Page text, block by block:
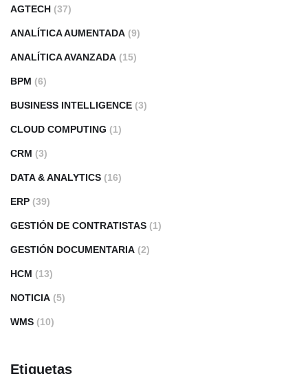
AGTECH (37)
ANALÍTICA AUMENTADA (9)
ANALÍTICA AVANZADA (15)
BPM (6)
BUSINESS INTELLIGENCE (3)
CLOUD COMPUTING (1)
CRM (3)
DATA & ANALYTICS (16)
ERP (39)
GESTIÓN DE CONTRATISTAS (1)
GESTIÓN DOCUMENTARIA (2)
HCM (13)
NOTICIA (5)
WMS (10)
Etiquetas